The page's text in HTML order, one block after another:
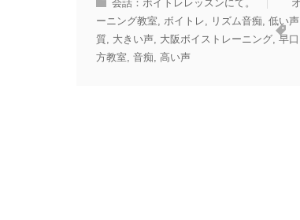
会話：ボイトレレッスンにて。
ーニング教室
ボイトレ リズム音痴 低い声
質 大きい声 大阪ボイストレーニング 早口
方教室 音痴 高い声